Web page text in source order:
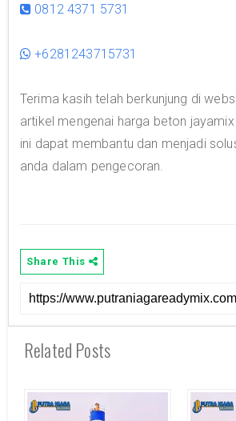
0812 4371 5731
+6281243715731
Terima kasih telah berkunjung di
artikel mengenai harga beton
ini dapat membantu dan menjadi
anda dalam pengecoran.
Share This
Related Posts